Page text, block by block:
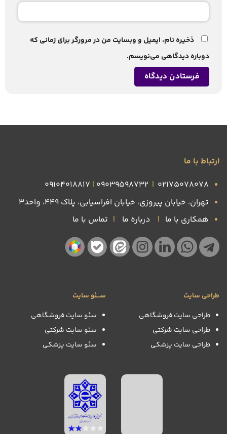
ذخیره نام، ایمیل و وبسایت من در مرورگر برای زمانی که
دوباره دیدگاهی می‌نویسم.
ارتباط با ما
۰۲۱۷۵۰۷۸۰۷۸ |
09039598732
|
09104018817
تهران، خیابان پیروزی، خیابان افراسیابی، پلاک ۴۴۹، واحد3
همکاری با ما | درباره ما | تماس با ما
طراحی سایت
طراحی سایت فروشگاهی
طراحی سایت شرکتی
طراحی سایت پزشکی
ســـئو سایت
سئو سایت فروشگاهی
سئو سایت شرکتی
سئو سایت پزشکی